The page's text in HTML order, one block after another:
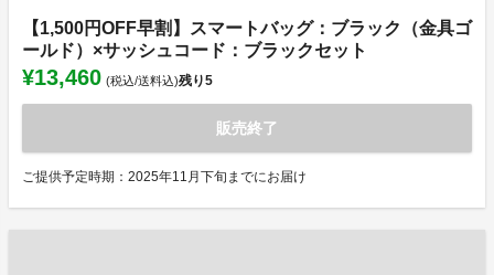
【1,500円OFF早割】スマートバッグ：ブラック（金具ゴ
ールド）×サッシュコード：ブラックセット
¥13,460 (税込/送料込)残り5
販売終了
ご提供予定時期：2025年11月下旬までにお届け